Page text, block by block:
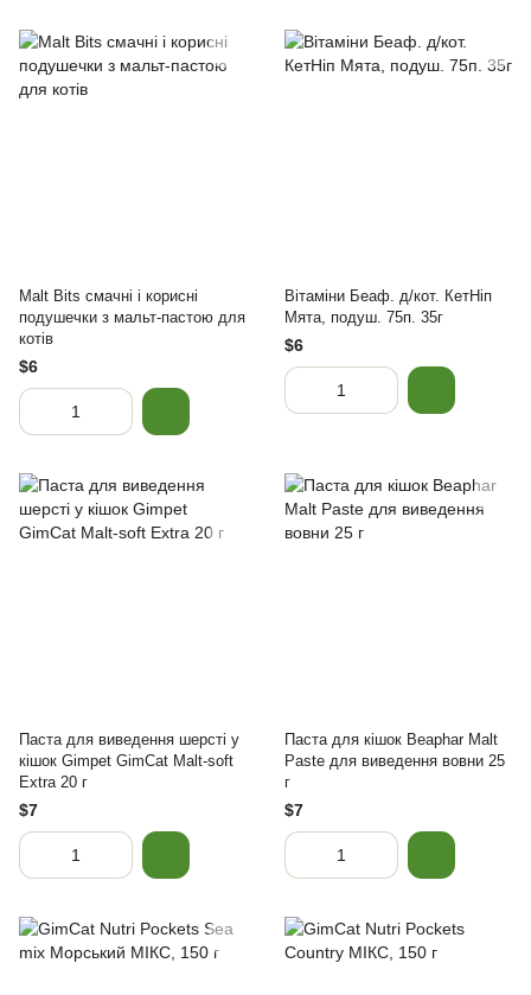
Malt Bits смачні і корисні
подушечки з мальт-пастою для
котів
$6
Вітаміни Беаф. д/кот. КетНіп
Мята, подуш. 75п. 35г
$6
Паста для виведення шерсті у
кішок Gimpet GimCat Malt-soft
Extra 20 г
$7
Паста для кішок Beaphar Malt
Paste для виведення вовни 25
г
$7